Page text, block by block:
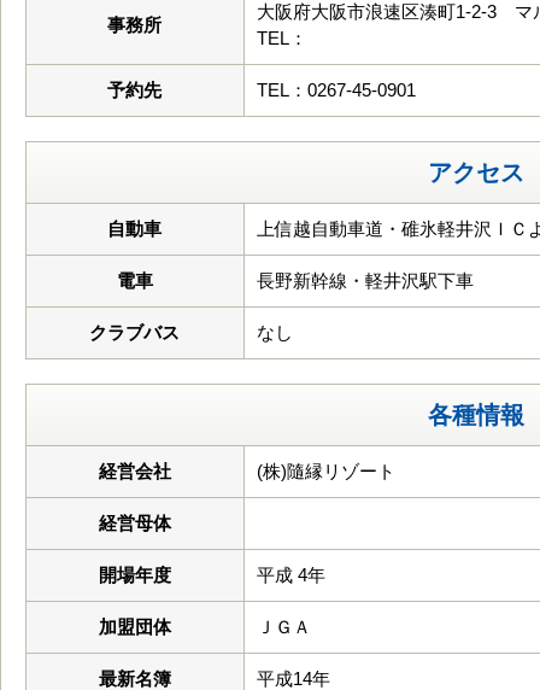
事務所
大阪府大阪市浪速区湊町1-2-3 マ
TEL：
予約先 TEL：0267-45-0901
アクセス
自動車 上信越自動車道・碓氷軽井沢ＩＣ
電車 長野新幹線・軽井沢駅下車
クラブバス なし
各種情報
経営会社 (株)隨縁リゾート
経営母体
開場年度 平成 4年
加盟団体 ＪＧＡ
最新名簿 平成14年